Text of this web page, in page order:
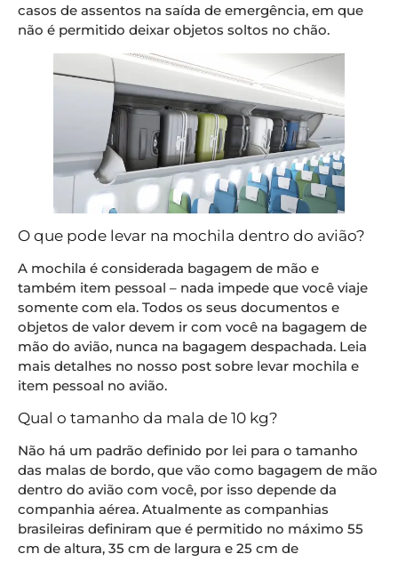
casos de assentos na saída de emergência, em que
não é permitido deixar objetos soltos no chão.
O que pode levar na mochila dentro do avião?
A mochila é considerada bagagem de mão e
também item pessoal – nada impede que você viaje
somente com ela. Todos os seus documentos e
objetos de valor devem ir com você na bagagem de
mão do avião, nunca na bagagem despachada. Leia
mais detalhes no nosso post sobre levar mochila e
item pessoal no avião.
Qual o tamanho da mala de 10 kg?
Não há um padrão definido por lei para o tamanho
das malas de bordo, que vão como bagagem de mão
dentro do avião com você, por isso depende da
companhia aérea. Atualmente as companhias
brasileiras definiram que é permitido no máximo 55
cm de altura, 35 cm de largura e 25 cm de